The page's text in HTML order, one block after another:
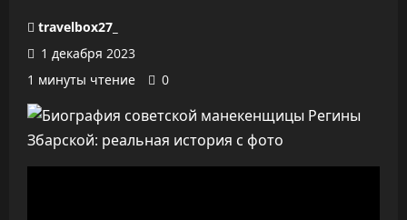
travelbox27_
1 декабря 2023
1 минуты чтение
0